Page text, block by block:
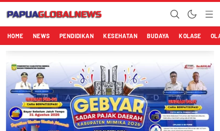
HOME NEWS PENDIDIKAN KESEHATAN BUDAYA KOLASE